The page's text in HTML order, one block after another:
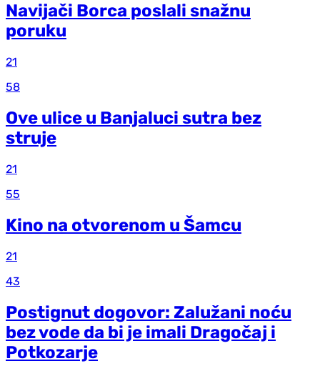
Navijači Borca poslali snažnu
poruku
21
58
Ove ulice u Banjaluci sutra bez
struje
21
55
Kino na otvorenom u Šamcu
21
43
Postignut dogovor: Zalužani noću
bez vode da bi je imali Dragočaj i
Potkozarje